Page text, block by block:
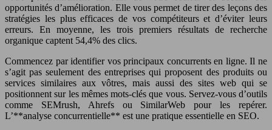
opportunités d’amélioration. Elle vous permet de tirer des leçons des
stratégies les plus efficaces de vos compétiteurs et d’éviter leurs
erreurs. En moyenne, les trois premiers résultats de recherche
organique captent 54,4% des clics.
Commencez par identifier vos principaux concurrents en ligne. Il ne
s’agit pas seulement des entreprises qui proposent des produits ou
services similaires aux vôtres, mais aussi des sites web qui se
positionnent sur les mêmes mots-clés que vous. Servez-vous d’outils
comme SEMrush, Ahrefs ou SimilarWeb pour les repérer.
L’**analyse concurrentielle** est une pratique essentielle en SEO.